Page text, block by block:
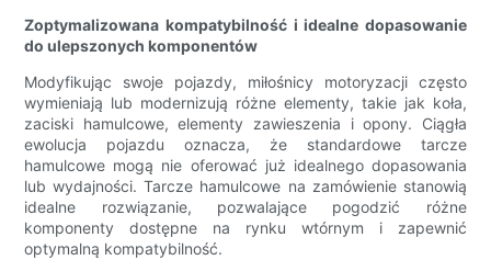
Zoptymalizowana kompatybilność i idealne dopasowanie
do ulepszonych komponentów
Modyfikując swoje pojazdy, miłośnicy motoryzacji często
wymieniają lub modernizują różne elementy, takie jak koła,
zaciski hamulcowe, elementy zawieszenia i opony. Ciągła
ewolucja pojazdu oznacza, że ​​standardowe tarcze
hamulcowe mogą nie oferować już idealnego dopasowania
lub wydajności. Tarcze hamulcowe na zamówienie stanowią
idealne rozwiązanie, pozwalające pogodzić różne
komponenty dostępne na rynku wtórnym i zapewnić
optymalną kompatybilność.